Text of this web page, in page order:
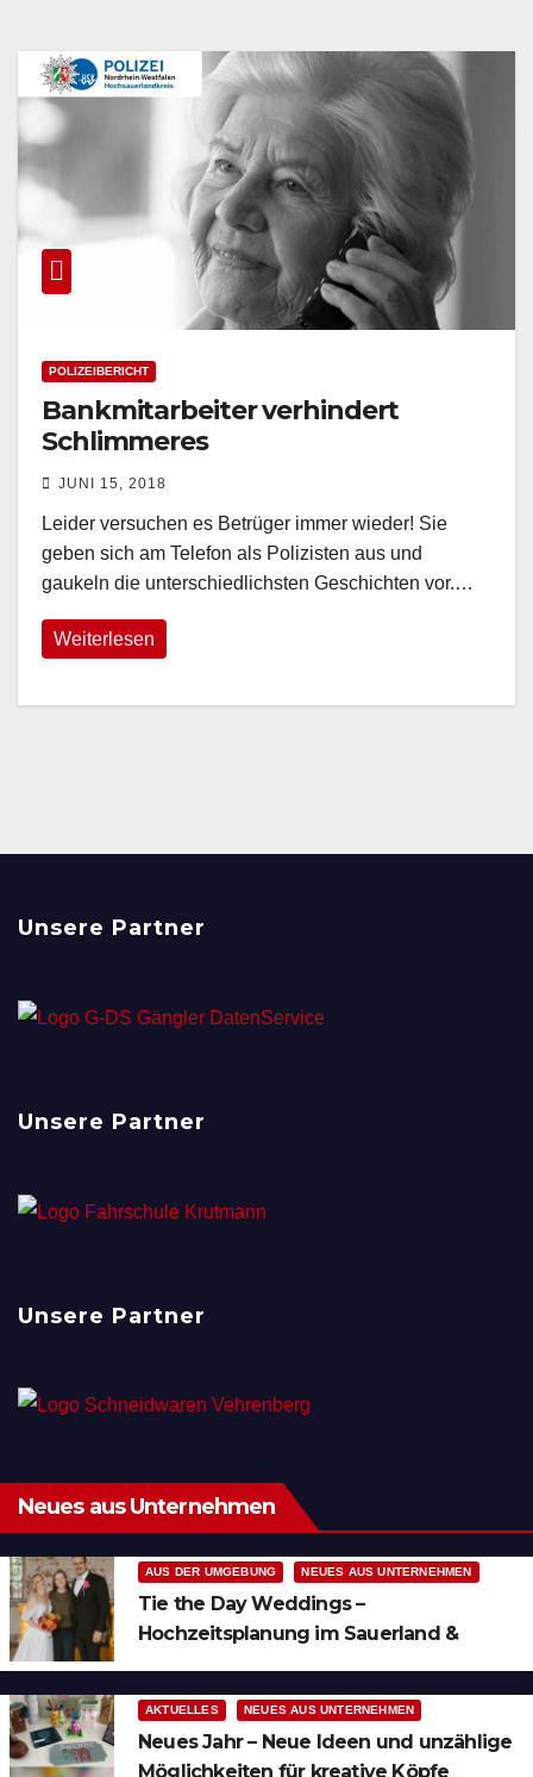
POLIZEIBERICHT
Bankmitarbeiter verhindert
Schlimmeres
JUNI 15, 2018
Leider versuchen es Betrüger immer wieder! Sie
geben sich am Telefon als Polizisten aus und
gaukeln die unterschiedlichsten Geschichten vor.…
Weiterlesen
Unsere Partner
Unsere Partner
Unsere Partner
Neues aus Unternehmen
AUS DER UMGEBUNG NEUES AUS UNTERNEHMEN
Tie the Day Weddings –
Hochzeitsplanung im Sauerland &
AKTUELLES NEUES AUS UNTERNEHMEN
Neues Jahr – Neue Ideen und unzählige
Möglichkeiten für kreative Köpfe